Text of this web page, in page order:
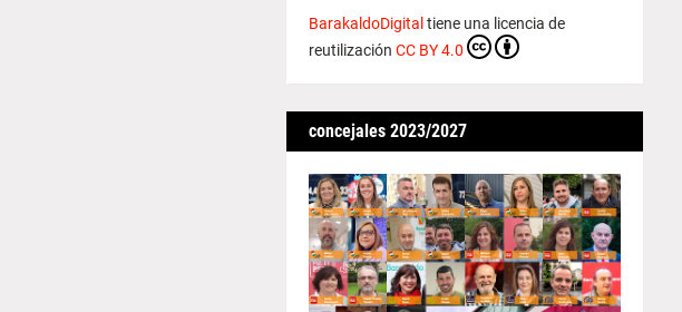
BarakaldoDigital tiene una licencia de
reutilización CC BY 4.0
concejales 2023/2027